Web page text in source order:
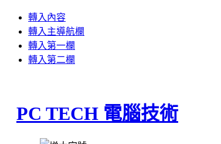
轉入內容
轉入主導航欄
轉入第一欄
轉入第二欄
PC TECH 電腦技術